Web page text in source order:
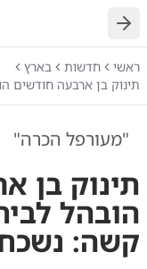
חזרה
ראשי חדשות
בארץ
תינוק בן ארבעה חודשים
"מעורפל הכרה"
תינוק בן
הובהל
קשה: